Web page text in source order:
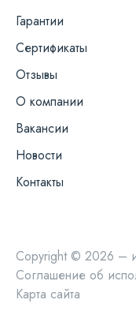
Гарантии
Сертификаты
Отзывы
О компании
Вакансии
Новости
Контакты
Copyright © 2026 –
Соглашение об
Карта сайта